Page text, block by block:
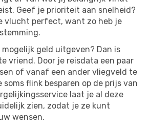
Geef je prioriteit aan snelheid?
vlucht perfect, want zo heb je
geld uitgeven? Dan is
vriend. Door je reisdata een paar
of vanaf een ander vliegveld te
flink besparen op de prijs van
laat je al deze
zien, zodat je ze kunt
wensen.